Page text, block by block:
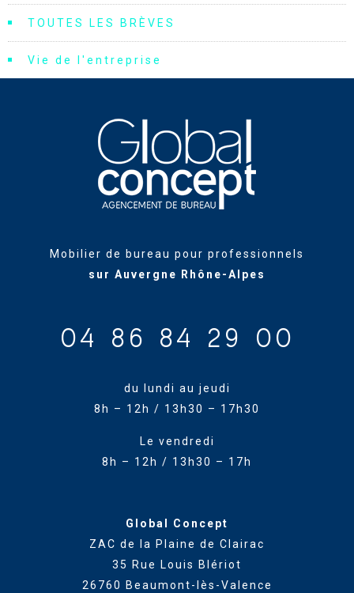
TOUTES LES BRÈVES
Vie de l'entreprise
Mobilier de bureau pour professionnels
sur Auvergne Rhône-Alpes
04 86 84 29 00
du lundi au jeudi
8h – 12h / 13h30 – 17h30
Le vendredi
8h – 12h / 13h30 – 17h
Global Concept
ZAC de la Plaine de Clairac
35 Rue Louis Blériot
26760 Beaumont-lès-Valence